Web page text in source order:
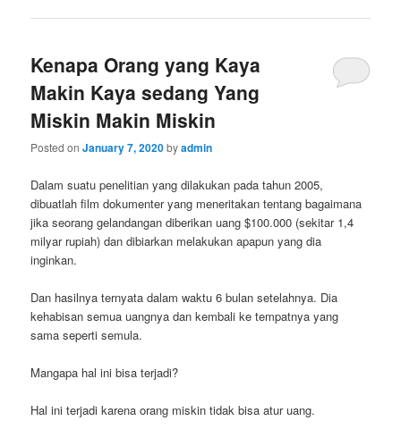
Kenapa Orang yang Kaya
Makin Kaya sedang Yang
Miskin Makin Miskin
Posted onJanuary 7, 2020byadmin
Dalam suatu penelitian yang dilakukan pada tahun 2005,
dibuatlah film dokumenter yang meneritakan tentang bagaimana
jika seorang gelandangan diberikan uang $100.000 (sekitar 1,4
milyar rupiah) dan dibiarkan melakukan apapun yang dia
inginkan.
Dan hasilnya ternyata dalam waktu 6 bulan setelahnya. Dia
kehabisan semua uangnya dan kembali ke tempatnya yang
sama seperti semula.
Mangapa hal ini bisa terjadi?
Hal ini terjadi karena orang miskin tidak bisa atur uang.